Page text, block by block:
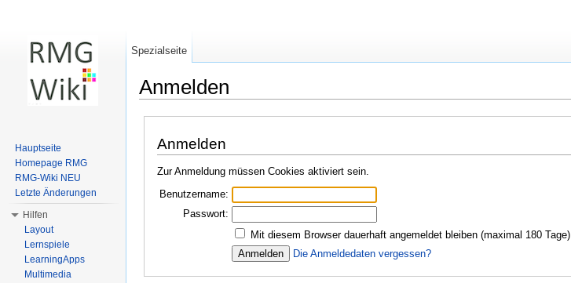
Anmelden
Anmelden
Zur Anmeldung müssen Cookies aktiviert sein.
Benutzername:
Passwort:
Mit diesem Browser dauerhaft angemeldet bleiben (maximal 180 Tage)
Die Anmeldedaten vergessen?
Spezialseite
Hauptseite
Homepage RMG
RMG-Wiki NEU
Letzte Änderungen
Hilfen
Layout
Lernspiele
LearningApps
Multimedia